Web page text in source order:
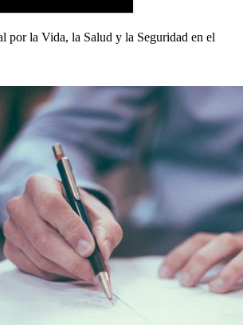
por la Vida, la Salud y la Seguridad en el